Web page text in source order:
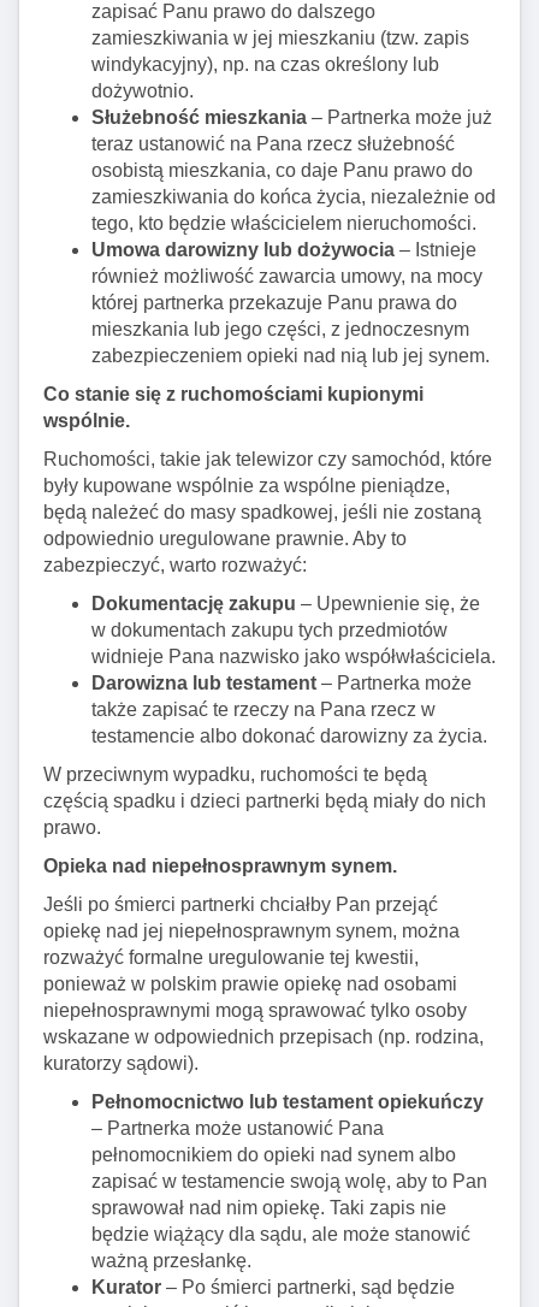
zapisać Panu prawo do dalszego
zamieszkiwania w jej mieszkaniu (tzw. zapis
windykacyjny), np. na czas określony lub
dożywotnio.
Służebność mieszkania – Partnerka może już
teraz ustanowić na Pana rzecz służebność
osobistą mieszkania, co daje Panu prawo do
zamieszkiwania do końca życia, niezależnie od
tego, kto będzie właścicielem nieruchomości.
Umowa darowizny lub dożywocia – Istnieje
również możliwość zawarcia umowy, na mocy
której partnerka przekazuje Panu prawa do
mieszkania lub jego części, z jednoczesnym
zabezpieczeniem opieki nad nią lub jej synem.
Co stanie się z ruchomościami kupionymi
wspólnie.
Ruchomości, takie jak telewizor czy samochód, które
były kupowane wspólnie za wspólne pieniądze,
będą należeć do masy spadkowej, jeśli nie zostaną
odpowiednio uregulowane prawnie. Aby to
zabezpieczyć, warto rozważyć:
Dokumentację zakupu – Upewnienie się, że
w dokumentach zakupu tych przedmiotów
widnieje Pana nazwisko jako współwłaściciela.
Darowizna lub testament – Partnerka może
także zapisać te rzeczy na Pana rzecz w
testamencie albo dokonać darowizny za życia.
W przeciwnym wypadku, ruchomości te będą
częścią spadku i dzieci partnerki będą miały do nich
prawo.
Opieka nad niepełnosprawnym synem.
Jeśli po śmierci partnerki chciałby Pan przejąć
opiekę nad jej niepełnosprawnym synem, można
rozważyć formalne uregulowanie tej kwestii,
ponieważ w polskim prawie opiekę nad osobami
niepełnosprawnymi mogą sprawować tylko osoby
wskazane w odpowiednich przepisach (np. rodzina,
kuratorzy sądowi).
Pełnomocnictwo lub testament opiekuńczy
– Partnerka może ustanowić Pana
pełnomocnikiem do opieki nad synem albo
zapisać w testamencie swoją wolę, aby to Pan
sprawował nad nim opiekę. Taki zapis nie
będzie wiążący dla sądu, ale może stanowić
ważną przesłankę.
Kurator – Po śmierci partnerki, sąd będzie